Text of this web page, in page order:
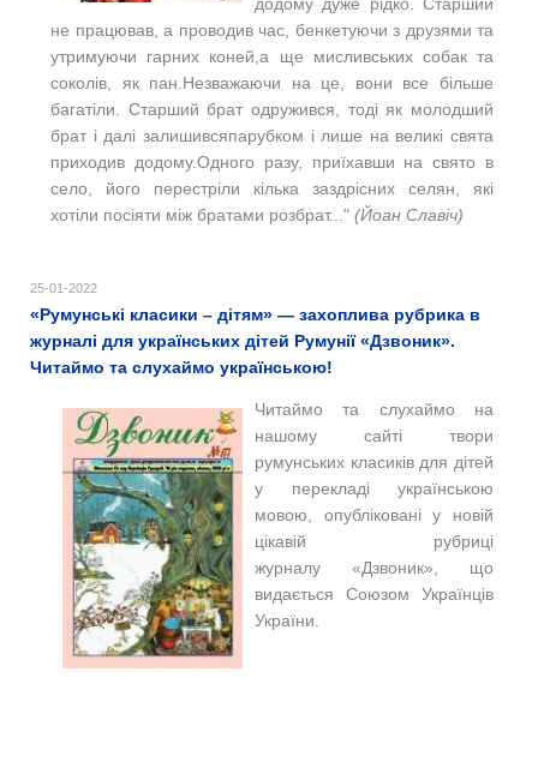
не працював, а проводив час, бенкетуючи з друзями та
утримуючи гарних коней,а ще мисливських собак та
соколів, як пан.Незважаючи на це, вони все більше
багатіли. Старший брат одружився, тоді як молодший
брат і далі залишивсяпарубком і лише на великі свята
приходив додому.Одного разу, приїхавши на свято в
село, його перестріли кілька заздрісних селян, які
хотіли посіяти між братами розбрат..." (Йоан Славіч)
25-01-2022
«Румунські класики – дітям» — захоплива рубрика в
журналі для українських дітей Румунії «Дзвоник».
Читаймо та слухаймо українською!
Читаймо та слухаймо на
нашому сайті твори
румунських класиків для дітей
у перекладі українською
мовою, опубліковані у новій
цікавій рубриці
журналу «Дзвоник», що
видається Союзом Українців
України